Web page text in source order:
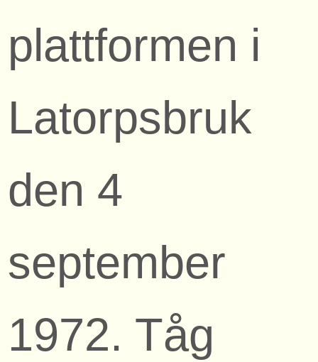
plattformen i
Latorpsbruk
den 4
september
1972. Tåg